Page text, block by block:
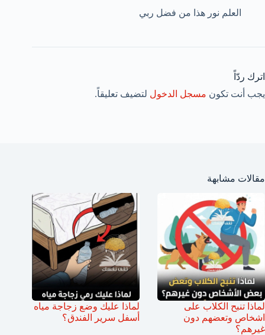
العلم نور هذا من فضل ربي
اترك ردّاً
يجب أنت تكون مسجل الدخول لتضيف تعليقاً.
مقالات مشابهة
لماذا تنبح الكلاب على
اشخاص وتعضهم دون
غيرهم؟
لماذا عليك وضع زجاجة مياه
أسفل سرير الفندق؟